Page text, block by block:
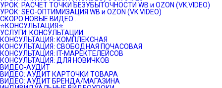
УРОК: РАСЧЕТ ТОЧКИ БЕЗУБЫТОЧНОСТИ WB и OZON (VK.VIDEO)
УРОК: SEO-ОПТИМИЗАЦИЯ WB и OZON (VK.VIDEO)
СКОРО НОВЫЕ ВИДЕО…
⭐️КОНСУЛЬТАЦИЯ⭐️
УСЛУГИ: КОНСУЛЬТАЦИИ
КОНСУЛЬТАЦИЯ: КОМПЛЕКСНАЯ
КОНСУЛЬТАЦИЯ: СВОБОДНАЯ ПОЧАСОВАЯ
КОНСУЛЬТАЦИЯ: IT-МАРЕКТЕЛЕЙСОВ
КОНСУЛЬТАЦИЯ: ДЛЯ НОВИЧКОВ
ВИДЕО-АУДИТ
ВИДЕО: АУДИТ КАРТОЧКИ ТОВАРА
ВИДЕО: АУДИТ БРЕНДА/МАГАЗИНА